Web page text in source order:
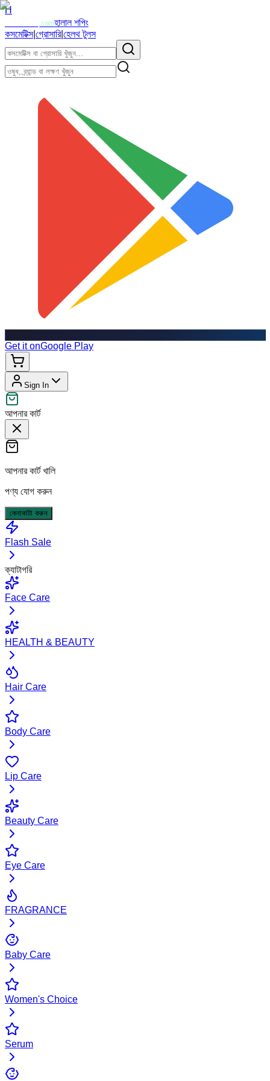
H
.comহালাল শপিং
কসমেটিক্স|গ্রোসারি|হেলথ টুলস
Get it onGoogle Play
Sign In
আপনার কার্ট
আপনার কার্ট খালি
পণ্য যোগ করুন
কেনাকাটা করুন
Flash Sale
ক্যাটাগরি
Face Care
HEALTH & BEAUTY
Hair Care
Body Care
Lip Care
Beauty Care
Eye Care
FRAGRANCE
Baby Care
Women's Choice
Serum